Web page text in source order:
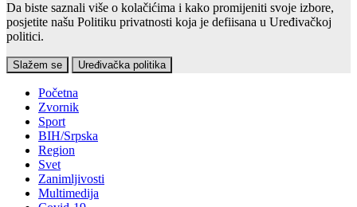
Da biste saznali više o kolačićima i kako promijeniti svoje izbore,
posjetite našu Politiku privatnosti koja je defiisana u Uređivačkoj
politici.
Slažem se Uređivačka politika
Početna
Zvornik
Sport
BIH/Srpska
Region
Svet
Zanimljivosti
Multimedija